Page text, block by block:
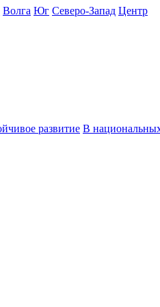
Волга Юг Северо-Запад Центр
развитие В